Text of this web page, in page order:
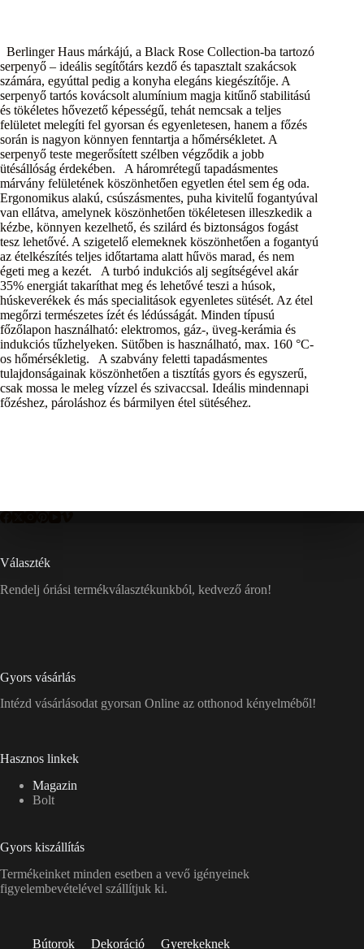
Berlinger Haus márkájú, a Black Rose Collection-ba tartozó
serpenyő – ideális segítőtárs kezdő és tapasztalt szakácsok
számára, egyúttal pedig a konyha elegáns kiegészítője. A
serpenyő tartós kovácsolt alumínium magja kitűnő stabilitású
és tökéletes hővezető képességű, tehát nemcsak a teljes
felületet melegíti fel gyorsan és egyenletesen, hanem a főzés
során is nagyon könnyen fenntartja a hőmérsékletet. A
serpenyő teste megerősített szélben végződik a jobb
ütésállóság érdekében. A háromrétegű tapadásmentes
márvány felületének köszönhetően egyetlen étel sem ég oda.
Ergonomikus alakú, csúszásmentes, puha kivitelű fogantyúval
van ellátva, amelynek köszönhetően tökéletesen illeszkedik a
kézbe, könnyen kezelhető, és szilárd és biztonságos fogást
tesz lehetővé. A szigetelő elemeknek köszönhetően a fogantyú
az ételkészítés teljes időtartama alatt hűvös marad, és nem
égeti meg a kezét. A turbó indukciós alj segítségével akár
35% energiát takaríthat meg és lehetővé teszi a húsok,
húskeverékek és más specialitások egyenletes sütését. Az étel
megőrzi természetes ízét és lédússágát. Minden típusú
főzőlapon használható: elektromos, gáz-, üveg-kerámia és
indukciós tűzhelyeken. Sütőben is használható, max. 160 °C-
os hőmérsékletig. A szabvány feletti tapadásmentes
tulajdonságainak köszönhetően a tisztítás gyors és egyszerű,
csak mossa le meleg vízzel és szivaccsal. Ideális mindennapi
főzéshez, pároláshoz és bármilyen étel sütéséhez.
Választék
Rendelj óriási termékválasztékunkból, kedvező áron!
Gyors vásárlás
Intézd vásárlásodat gyorsan Online az otthonod kényelméből!
Hasznos linkek
Magazin
Bolt
Gyors kiszállítás
Termékeinket minden esetben a vevő igényeinek
figyelembevételével szállítjuk ki.
Bútorok Dekoráció Gyerekeknek